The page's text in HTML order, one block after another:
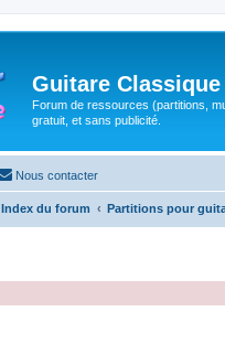
Guitare Classique
Forum de ressources (partitions,
gratuit, et sans publicité.
Nous contacter
Index du forum Partitions pour